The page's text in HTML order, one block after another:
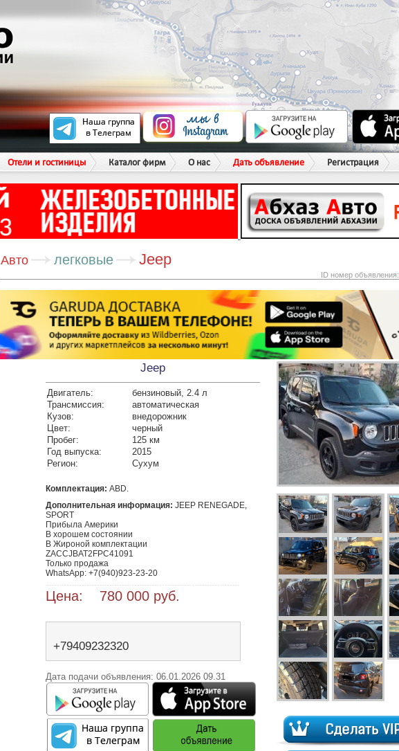
Отели и гостиницы Каталог фирм О нас Дать объявление Регистрация
Авто легковые Jeep
ID номер объявления:
Jeep
Двигатель:
бензиновый, 2.4 л
Трансмиссия:
автоматическая
Кузов:
внедорожник
Цвет:
черный
Пробег:
125 км
Год выпуска:
2015
Регион:
Сухум
Комплектация: ABD.
Дополнительная информация: JEEP RENEGADE,
SPORT
Прибыла Америки
В хорошем состоянии
В Жироной комплектации
ZACCJBAT2FPC41091
Только продажа
Цена: 780 000 руб.
+79409232320
Дата подачи объявления: 06.01.2026 09.31